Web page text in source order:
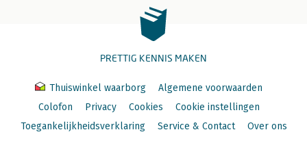
PRETTIG KENNIS MAKEN
Thuiswinkel waarborg
Algemene voorwaarden
Colofon
Privacy Cookies
Cookie instellingen
Toegankelijkheidsverklaring
Service & Contact Over ons